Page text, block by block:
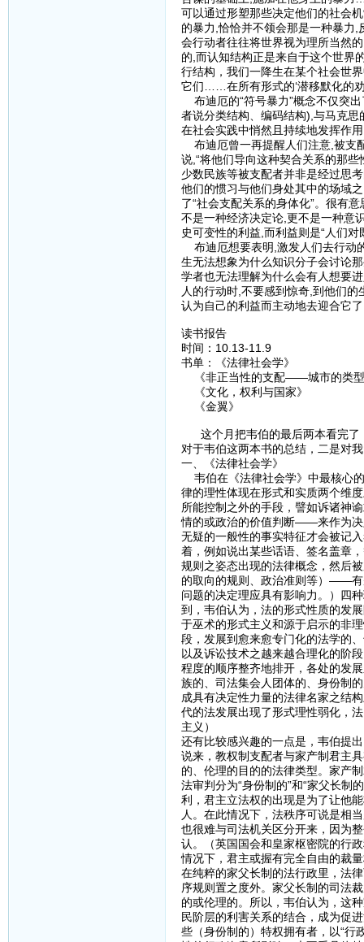
可以通过形塑那些决定他们的社会
的暴力,恰恰并不领会那是一种暴力,
会行动者往往将世界视为理所当然
的,而认知结构正是来自于这个世界
行结构，我们一降生在某个社会世
它们……在所有形式的‘潜移默化的劝
布迪厄的“符号暴力”概念不仅突
者说分类结构、编码结构),与马克
在社会实践中悄然且持续地发挥作
布迪厄曾一再提醒人们注意,被支
说,“将他们导向这种契合关系的那
少数民族等被支配者并非是经过思
他们的惯习与他们身处其中的场域
了“社会支配关系的身体化”。很有
不是一种经济决定论,更不是一种意
史可变性的利益,而利益则是“人们
布迪厄想要表明,激发人们去行动
生无法想象为什么知识分子会讨论
学者也无法理解为什么会有人想要
人的行动时,不要感到惊奇,到他们
认为自己的利益而主动地去迎合它
读书报告
时间：10.13-11.9
书单：《法律社会学》
《非正当性的支配——城市的类
《文化，权利与国家》
《金翼》
这个月把韦伯的最后两本看完了
对于韦伯这两本书的总结，二是对
一、《法律社会学》
韦伯在《法律社会学》中最核心
律的理性体现在形式和实质两个维
所能控制之外的手段，譬如诉诸神
情的或政治的价值判断——来作为决
无疑的一般性的事实特征才会被记
着，例如说出某些话语、签名盖章
规则之姿态出现的法律概念，然后
的取向的规则、政治准则等）——
问题的决定理应具有影响力。）四
到，韦伯认为，法的形式性质的
于巫术的形式主义和源于启示的非
段，发展到愈来愈专门化的法学的
以及诉讼技术之越来越合理化的阶
程度的顺序整齐地排开，各处的发
族的、司法集会人团体的、身份制
成具有决定性力量的法律名家之结
代的法发展出现了形式理性弱化，
主义）
还有比较感兴趣的一点是，韦伯提
说来，教权制支配者与家产制君主
的、伦理的目的的法律类型。家产
法审判分为“身份制的”和“家父长制
利，君主立法权的出现是为了让他
人。在此情况下，法秩序可说是相
也很难与司法机关区分开来，因为
认。（英国国会和皇家枢密院的行
情况下，君主或握有完全自由的裁
在纯粹的家父长制的法行政里，法
序规则置之度外。家父长制的司法
的或伦理的。所以，韦伯认为，这
民阶层的利害关系的结合，成为促
些（身份制的）特权拥有者，以“行